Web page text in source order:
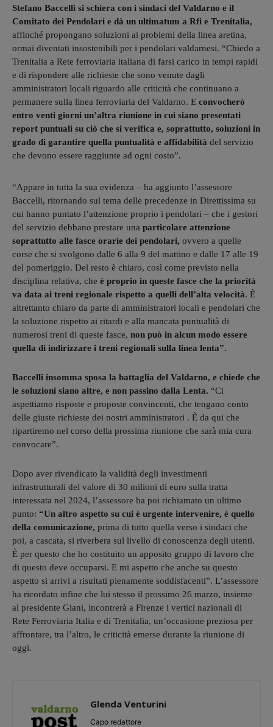
Stefano Baccelli si schiera con i sindaci del Valdarno e il
Comitato dei Pendolari e dà un ultimatum a Rfi e Trenitalia,
affinché propongano soluzioni ai problemi della linea aretina,
ormai diventati insostenibili per i pendolari valdarnesi. “Chiedo a
Trenitalia a Rete ferroviaria italiana di farsi carico in tempi rapidi
e di rispondere alle richieste che sono venute dagli
amministratori locali riguardo alle criticità che continuano a
permanere sulla linea ferroviaria del Valdarno. E convocherò
entro venti giorni un’altra riunione in cui siano presentati
report puntuali su ciò che si verifica e, soprattutto, soluzioni in
grado di garantire quella puntualità e affidabilità del servizio
che devono essere raggiunte ad ogni costo”.
“Appare in tutta la sua evidenza – ha aggiunto l’assessore
Baccelli, ritornando sul tema delle precedenze in Direttissima su
cui hanno puntato l’attenzione proprio i pendolari – che i gestori
del servizio debbano prestare una particolare attenzione
soprattutto alle fasce orarie dei pendolari, ovvero a quelle
corse che si svolgono dalle 6 alla 9 del mattino e dalle 17 alle 19
del pomeriggio. Del resto è chiaro, così come previsto nella
disciplina relativa, che è proprio in queste fasce che la priorità
va data ai treni regionale rispetto a quelli dell’alta velocità. È
altrettanto chiaro da parte di amministratori locali e pendolari che
la soluzione rispetto ai ritardi e alla mancata puntualità di
numerosi treni di queste fasce, non può in alcun modo essere
quella di indirizzare i treni regionali sulla linea lenta”.
Baccelli insomma sposa la battaglia del Valdarno, e chiede che
le soluzioni siano altre, e non passino dalla Lenta. “Ci
aspettiamo risposte e proposte convincenti, che tengano conto
delle giuste richieste dei nostri amministratori . È da qui che
ripartiremo nel corso della prossima riunione che sarà mia cura
convocare”.
Dopo aver rivendicato la validità degli investimenti
infrastrutturali del valore di 30 milioni di euro sulla tratta
interessata nel 2024, l’assessore ha poi richiamato un ultimo
punto: “Un altro aspetto su cui è urgente intervenire, è quello
della comunicazione, prima di tutto quella verso i sindaci che
poi, a cascata, si riverbera sul livello di conoscenza degli utenti.
È per questo che ho costituito un apposito gruppo di lavoro che
di questo deve occuparsi. E mi aspetto che anche su questo
aspetto si arrivi a risultati pienamente soddisfacenti”. L’assessore
ha ricordato infine che lui stesso il prossimo 26 marzo, insieme
al presidente Giani, incontrerà a Firenze i vertici nazionali di
Rete Ferroviaria Italia e di Trenitalia, un’occasione preziosa per
affrontare, tra l’altro, le criticità emerse durante la riunione di
oggi.
Glenda Venturini
Capo redattore